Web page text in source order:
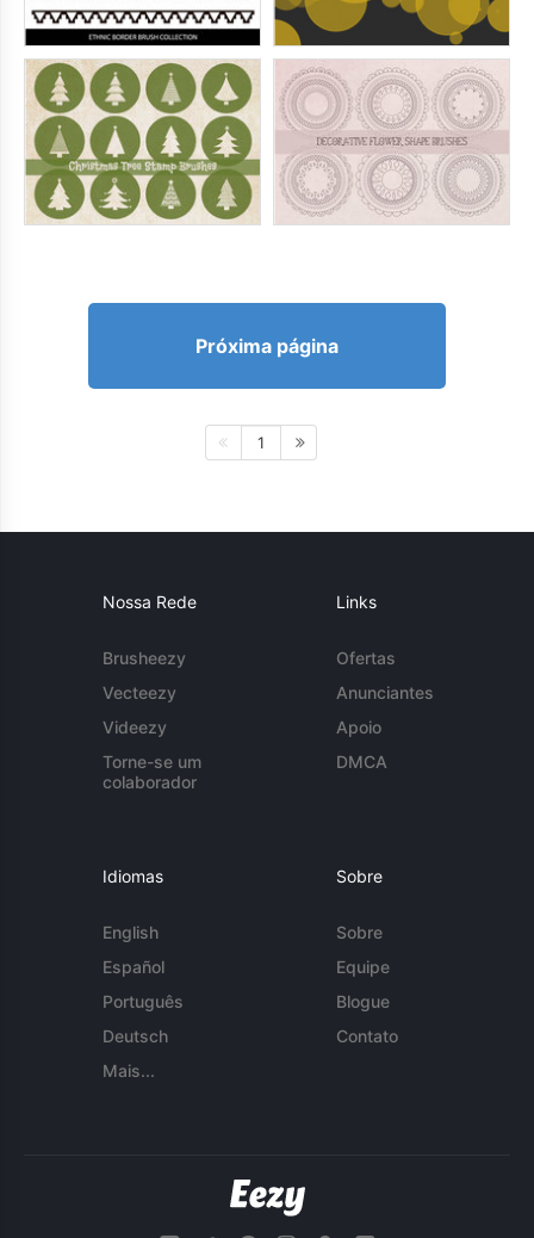
Próxima página
1
Nossa Rede
Brusheezy
Vecteezy
Videezy
Torne-se um
colaborador
Links
Ofertas
Anunciantes
Apoio
DMCA
Idiomas
English
Español
Português
Deutsch
Mais...
Sobre
Sobre
Equipe
Blogue
Contato